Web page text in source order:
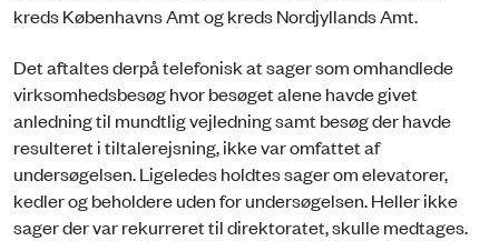
kreds Københavns Amt og kreds Nordjyllands Amt.
Det aftaltes derpå telefonisk at sager som omhandlede
virksomhedsbesøg hvor besøget alene havde givet
anledning til mundtlig vejledning samt besøg der havde
resulteret i tiltalerejsning, ikke var omfattet af
undersøgelsen. Ligeledes holdtes sager om elevatorer,
kedler og beholdere uden for undersøgelsen. Heller ikke
sager der var rekurreret til direktoratet, skulle medtages.